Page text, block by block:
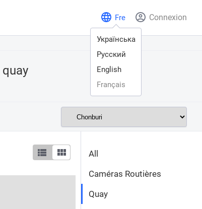
Connexion
Fre
Українська
Русский
English
Français
quay
All
Caméras Routières
Quay